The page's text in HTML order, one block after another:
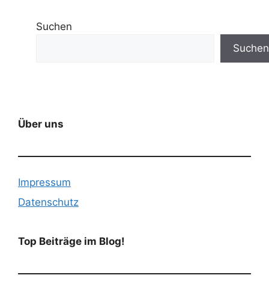
Suchen
Suchen
Über uns
Impressum
Datenschutz
Top Beiträge im Blog!